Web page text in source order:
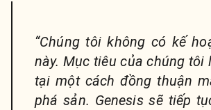
“Chúng tôi không có kế
này. Mục tiêu của chúng
tại một cách đồng thuận
phá sản. Genesis sẽ tiếp